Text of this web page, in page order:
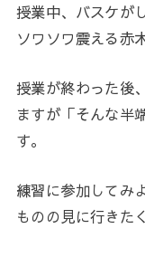
授業中、バスケが
ソワソワ震える赤木
授業が終わった後
ますが「そんな半
す。
練習に参加してみ
ものの見に行きた